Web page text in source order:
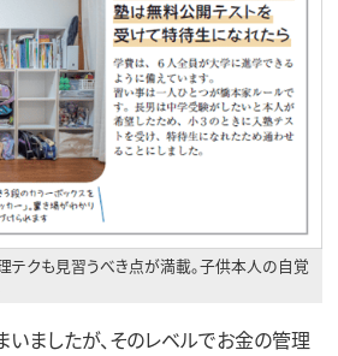
テクも見習うべき点が満載。子供本人の自覚
ましたが、そのレベルでお金の管理